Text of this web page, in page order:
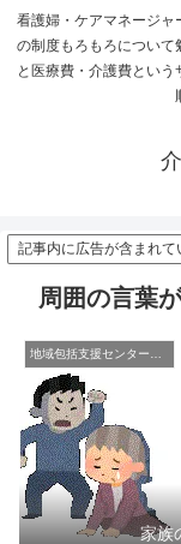
看護婦・ケアマネージ
の制度もろもろについ
と医療費・介護費とい
記事内に広告が含まれて
周囲の言葉
地域包括支援センターの日常
家族